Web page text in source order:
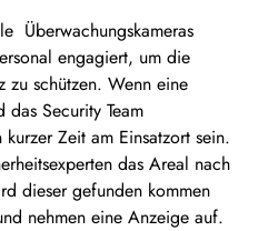
Überwachungskameras
engagiert, um die
zu schützen. Wenn eine
Security Team
Zeit am Einsatzort sein.
das Areal nach
dieser gefunden kommen
nehmen eine Anzeige auf.